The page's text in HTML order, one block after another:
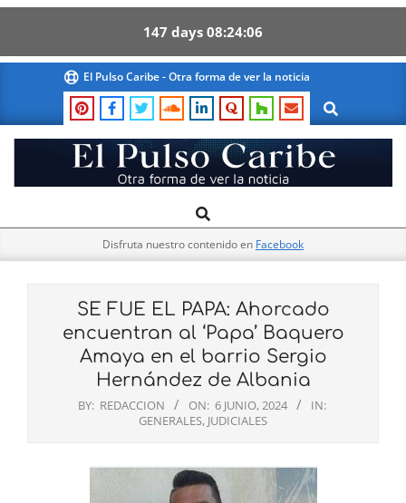
147 days 08 24 05
content
El Pulso Caribe - Otra forma de ver la noticia
Search
El
Pulso
Navigation
Search
Disfruta nuestro contenido en Facebook
SE FUE EL PAPA: Ahorcado
encuentran al ‘Papa’ Baquero
Amaya en el barrio Sergio
Hernández de Albania
BY: REDACCION ON: 6 JUNIO, 2024
IN:
GENERALES, JUDICIALES